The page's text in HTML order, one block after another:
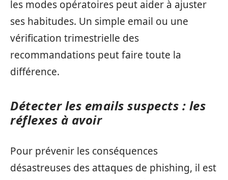
les modes opératoires peut aider à ajuster
ses habitudes. Un simple email ou une
vérification trimestrielle des
recommandations peut faire toute la
différence.
Détecter les emails suspects : les
réflexes à avoir
Pour prévenir les conséquences
désastreuses des attaques de phishing, il est